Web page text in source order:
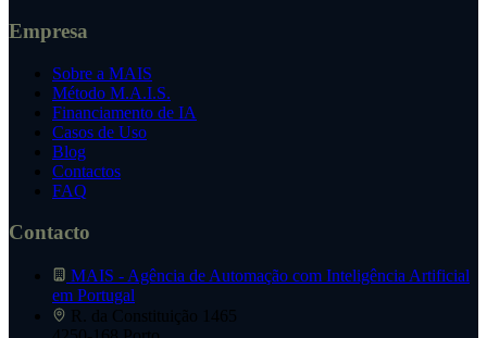
Empresa
Sobre a MAIS
Método M.A.I.S.
Financiamento de IA
Casos de Uso
Blog
Contactos
FAQ
Contacto
MAIS - Agência de Automação com Inteligência Artificial
em Portugal
R. da Constituição 1465